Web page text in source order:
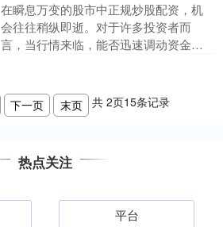
在瞬息万变的股市中正规炒股配资，机
会往往稍纵即逝。对于许多投资者而
言，当行情来临，能否迅速调动资金，
下一页 末页 共 2页15条记录
热点关注
平台